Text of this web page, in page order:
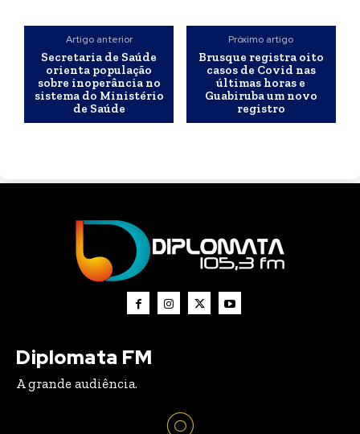
Artigo anterior
Secretaria de Saúde
orienta população
sobre inoperância no
sistema do Ministério
de Saúde
Próximo artigo
Brusque registra oito
casos de Covid nas
últimas horas e
Guabiruba um novo
registro
Diplomata FM
A grande audiência.